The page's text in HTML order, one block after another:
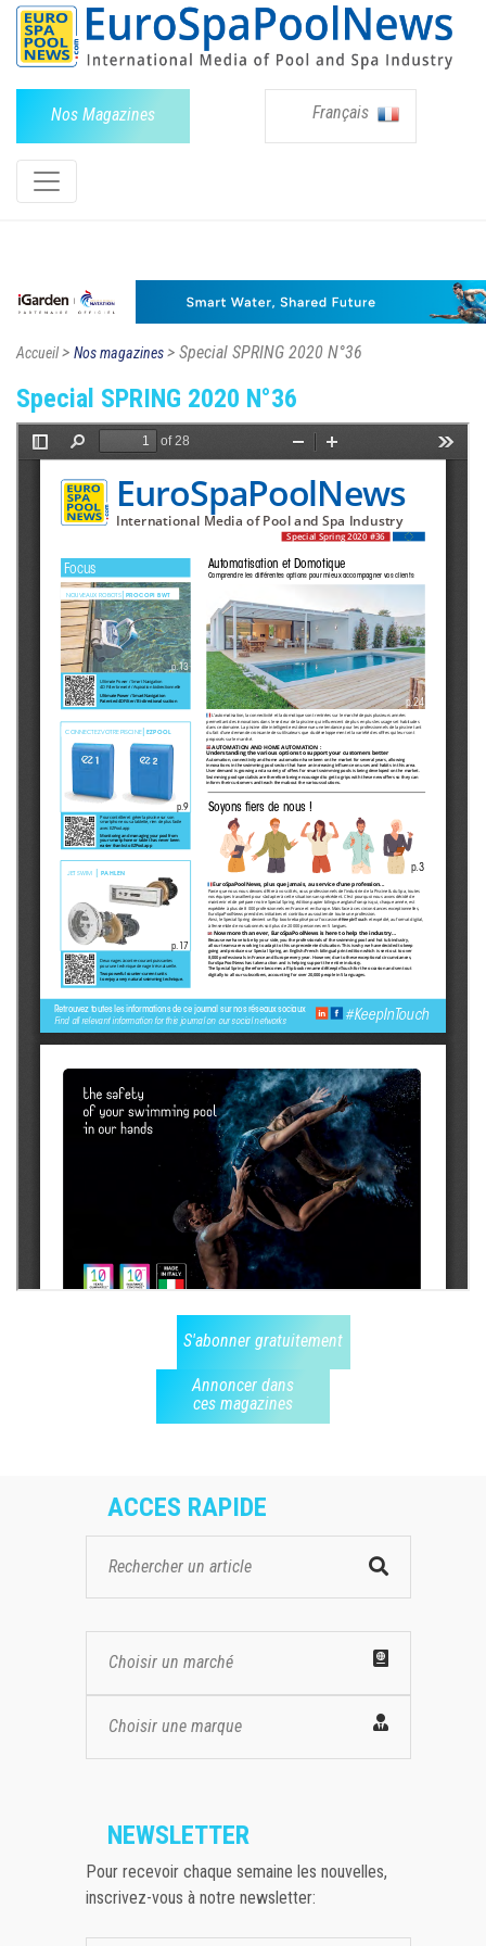
Nos Magazines Français
Accueil> Nos magazines> Special SPRING 2020 N°36
Special SPRING 2020 N°36
S'abonner gratuitement
Annoncer dans
ces magazines
ACCES RAPIDE
Choisir un marché
Choisir une marque
NEWSLETTER
Pour recevoir chaque semaine les nouvelles,
inscrivez-vous à notre newsletter: